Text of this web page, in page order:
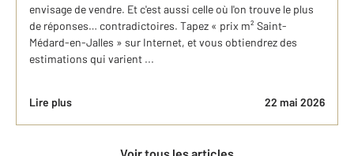
envisage de vendre. Et c'est aussi celle où l'on trouve le plus
de réponses… contradictoires. Tapez « prix m² Saint-
Médard-en-Jalles » sur Internet, et vous obtiendrez des
estimations qui varient ...
Lire plus 22 mai 2026